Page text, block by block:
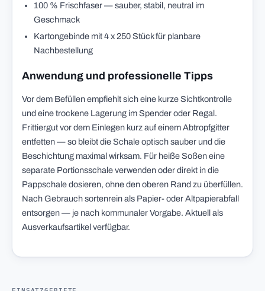
100 % Frischfaser — sauber, stabil, neutral im
Geschmack
Kartongebinde mit 4 x 250 Stück für planbare
Nachbestellung
Anwendung und professionelle Tipps
Vor dem Befüllen empfiehlt sich eine kurze Sichtkontrolle
und eine trockene Lagerung im Spender oder Regal.
Frittiergut vor dem Einlegen kurz auf einem Abtropfgitter
entfetten — so bleibt die Schale optisch sauber und die
Beschichtung maximal wirksam. Für heiße Soßen eine
separate Portionsschale verwenden oder direkt in die
Pappschale dosieren, ohne den oberen Rand zu überfüllen.
Nach Gebrauch sortenrein als Papier- oder Altpapierabfall
entsorgen — je nach kommunaler Vorgabe. Aktuell als
Ausverkaufsartikel verfügbar.